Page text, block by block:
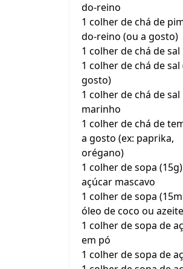
do-reino
1 colher de chá de
do-reino (ou a gosto)
1 colher de chá de sal
1 colher de chá de sal
gosto)
1 colher de chá de sal
marinho
1 colher de chá de
a gosto (ex: paprika,
orégano)
1 colher de sopa
açúcar mascavo
1 colher de sopa
óleo de coco ou azeite
1 colher de sopa de
em pó
1 colher de sopa de